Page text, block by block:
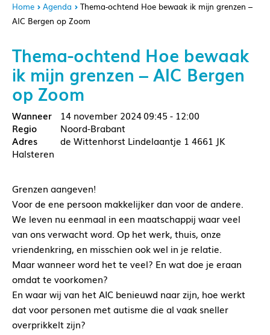
Home Agenda
Thema-ochtend Hoe bewaak ik mijn grenzen –
AIC Bergen op Zoom
Thema-ochtend Hoe bewaak
ik mijn grenzen – AIC Bergen
op Zoom
14 november 202409:45 - 12:00
Noord-Brabant
de Wittenhorst Lindelaantje 1 4661 JK
Halsteren
Grenzen aangeven!
Voor de ene persoon makkelijker dan voor de andere.
We leven nu eenmaal in een maatschappij waar veel
van ons verwacht word. Op het werk, thuis, onze
vriendenkring, en misschien ook wel in je relatie.
Maar wanneer word het te veel? En wat doe je eraan
omdat te voorkomen?
En waar wij van het AIC benieuwd naar zijn, hoe werkt
dat voor personen met autisme die al vaak sneller
overprikkelt zijn?